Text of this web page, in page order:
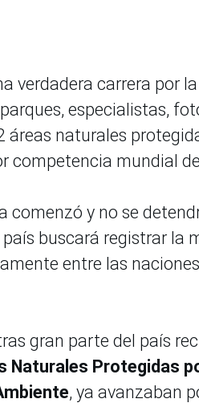
verdadera carrera por
especialistas,
áreas naturales
competencia mundial
comenzó y no se
buscará registrar la
entre las
gran parte del país
Naturales Protegidas
, ya avanzaban